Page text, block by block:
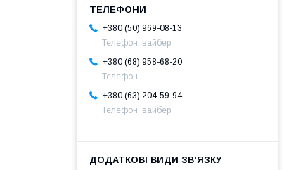
+380 (50) 969-08-13
Телефон, вайбер
+380 (68) 958-68-20
Телефон
+380 (63) 204-59-94
Телефон, вайбер